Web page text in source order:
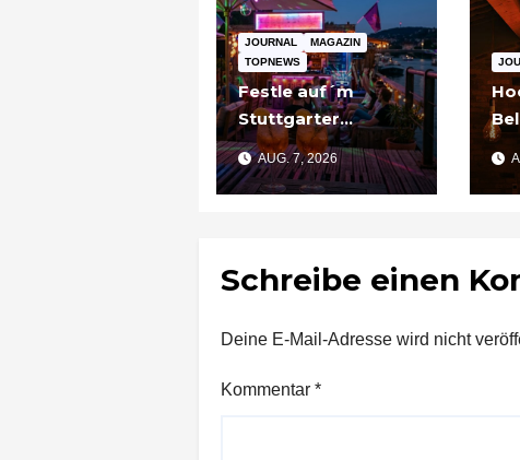
JOURNAL
MAGAZIN
TOPNEWS
Festle auf´m
Stuttgarter
Partyschiff: „Tier
am Pier“
AUG. 7, 2026
Schreibe einen
Deine E-Mail-Adresse wird nicht
Kommentar *